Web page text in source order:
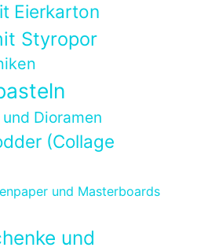
Eierkarton
Styropor
Dioramen
(Collage
und Masterboards
und